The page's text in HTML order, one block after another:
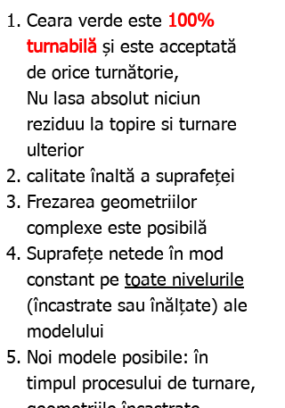
Ceara verde este 100%
turnabilă și este acceptată
de orice turnătorie,
Nu lasa absolut niciun
reziduu la topire si turnare
ulterior
calitate înaltă a suprafeței
Frezarea geometriilor
complexe este posibilă
Suprafețe netede în mod
constant pe toate nivelurile
(încastrate sau înălțate) ale
modelului
Noi modele posibile: în
timpul procesului de turnare,